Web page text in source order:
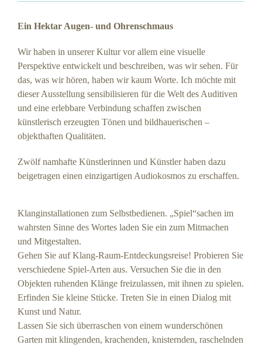
Ein Hektar Augen- und Ohrenschmaus
Wir haben in unserer Kultur vor allem eine visuelle
Perspektive entwickelt und beschreiben, was wir sehen. Für
das, was wir hören, haben wir kaum Worte. Ich möchte mit
dieser Ausstellung sensibilisieren für die Welt des Auditiven
und eine erlebbare Verbindung schaffen zwischen
künstlerisch erzeugten Tönen und bildhauerischen –
objekthaften Qualitäten.
Zwölf namhafte Künstlerinnen und Künstler haben dazu
beigetragen einen einzigartigen Audiokosmos zu erschaffen.
Klanginstallationen zum Selbstbedienen. „Spiel“sachen im
wahrsten Sinne des Wortes laden Sie ein zum Mitmachen
und Mitgestalten.
Gehen Sie auf Klang-Raum-Entdeckungsreise! Probieren Sie
verschiedene Spiel-Arten aus. Versuchen Sie die in den
Objekten ruhenden Klänge freizulassen, mit ihnen zu spielen.
Erfinden Sie kleine Stücke. Treten Sie in einen Dialog mit
Kunst und Natur.
Lassen Sie sich überraschen von einem wunderschönen
Garten mit klingenden, krachenden, knisternden, raschelnden